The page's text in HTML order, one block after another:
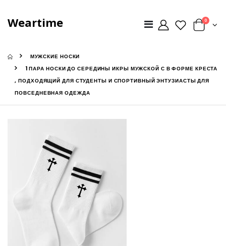
Weartime 0
МУЖСКИЕ НОСКИ
1 ПАРА НОСКИ ДО СЕРЕДИНЫ ИКРЫ МУЖСКОЙ С В ФОРМЕ КРЕСТА
, ПОДХОДЯЩИЙ ДЛЯ СТУДЕНТЫ И СПОРТИВНЫЙ ЭНТУЗИАСТЫ ДЛЯ
ПОВСЕДНЕВНАЯ ОДЕЖДА